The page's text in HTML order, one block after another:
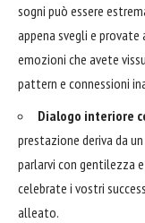
sogni può essere
appena svegli e
emozioni che avete
pattern e connessioni
Dialogo interiore
prestazione deriva da
parlarvi con gentilezza
celebrate i vostri
alleato.